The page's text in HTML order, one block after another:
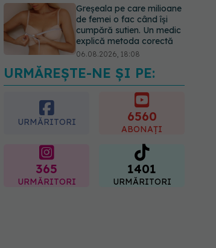
Greșeala pe care milioane
de femei o fac când își
cumpără sutien. Un medic
explică metoda corectă
06.08.2026, 18:08
EXCLUSIV De ce unele
paciente cu cancer de col
uterin nu mai ajung la
operație. Dr. Sorin Bogdan
(SANADOR): Intervenția
chirurgicală, doar în situații
06.08.2026, 20:45
URMĂREȘTE-NE ȘI PE:
URMĂRITORI 6560
ABONAȚI
365
URMĂRITORI
1401
URMĂRITORI